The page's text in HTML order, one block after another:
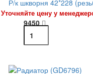
Р/к шкворня 42*228
Уточняйте цену у
9450